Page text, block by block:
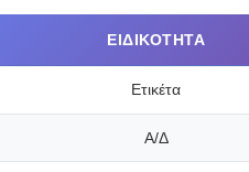
ΕΙΔΙΚΌΤΗΤΑ
Ετικέτα
Α/Δ